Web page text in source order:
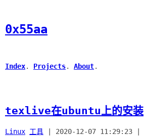
0x55aa
Index. Projects. About.
texlive在ubuntu上的安装
Linux 工具 2020-12-07 11:29:23